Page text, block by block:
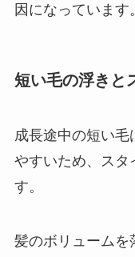
因になっています。
短い毛の浮きと
成長途中の短い毛
やすいため、スタ
す。
髪のボリュームを